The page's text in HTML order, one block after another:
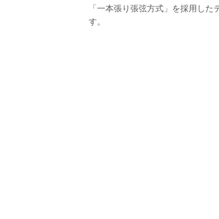
「一本張り張弦方式」を採用し
す。